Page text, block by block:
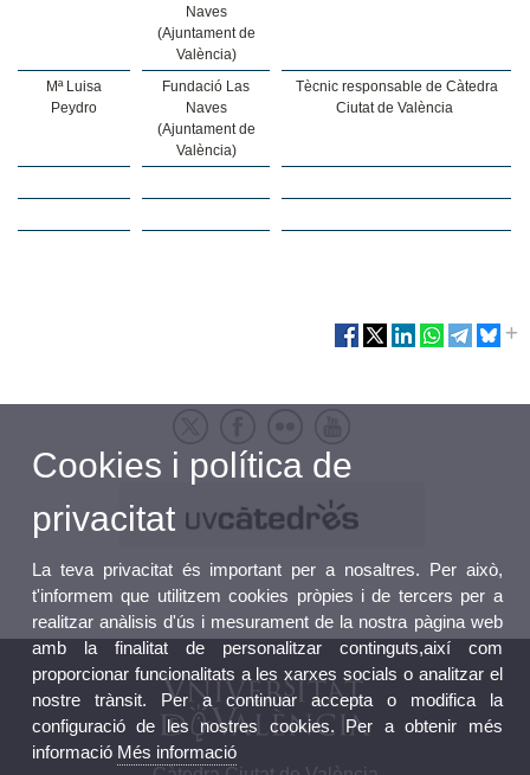
Naves
(Ajuntament de
València)
Mª Luisa
Peydro
Fundació Las
Naves
(Ajuntament de
València)
Tècnic responsable de Càtedra
Ciutat de València
Cookies i política de
privacitat
La teva privacitat és important per a nosaltres. Per això,
t'informem que utilitzem cookies pròpies i de tercers per a
realitzar anàlisis d'ús i mesurament de la nostra pàgina web
amb la finalitat de personalitzar continguts,així com
proporcionar funcionalitats a les xarxes socials o analitzar el
nostre trànsit. Per a continuar accepta o modifica la
configuració de les nostres cookies. Per a obtenir més
informació Més informació